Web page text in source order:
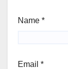
Name *
Email *